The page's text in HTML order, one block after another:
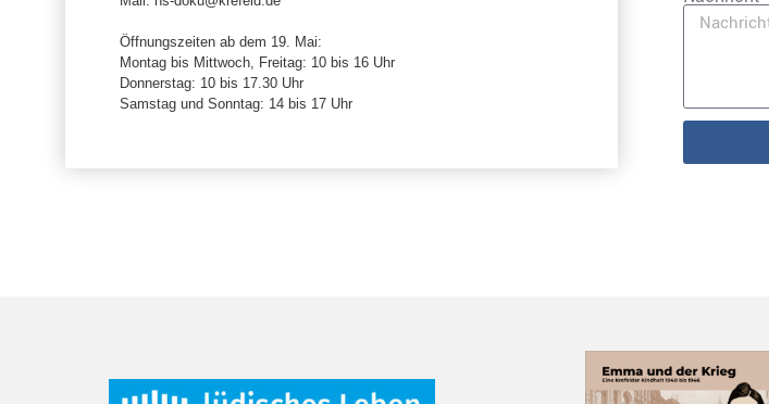
Öffnungszeiten ab dem 19. Mai:
Montag bis Mittwoch, Freitag: 10 bis 16 Uhr
Donnerstag: 10 bis 17.30 Uhr
Samstag und Sonntag: 14 bis 17 Uhr